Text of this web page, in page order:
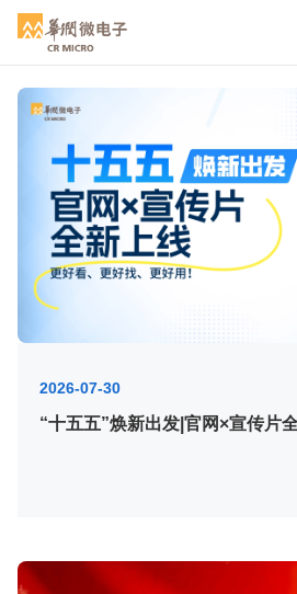
2026-07-30
“十五五”焕新出发|官网×宣传片